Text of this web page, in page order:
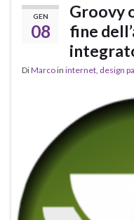
GEN
08
Groovy
fine
DiMarcoin internet design